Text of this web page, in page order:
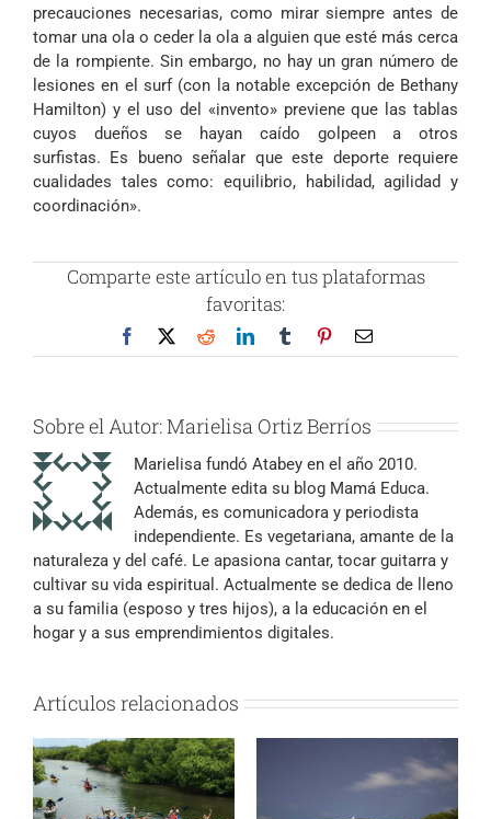
precauciones necesarias, como mirar siempre antes de
tomar una ola o ceder la ola a alguien que esté más cerca
de la rompiente. Sin embargo, no hay un gran número de
lesiones en el surf (con la notable excepción de Bethany
Hamilton) y el uso del «invento» previene que las tablas
cuyos dueños se hayan caído golpeen a otros
surfistas. Es bueno señalar que este deporte requiere
cualidades tales como: equilibrio, habilidad, agilidad y
coordinación».
Comparte este artículo en tus plataformas
favoritas:
Facebook RedditLinkedInTumblr PinterestCorreo
electrónico
Sobre el Autor:Marielisa Ortiz Berríos
Marielisa fundó Atabey en el año 2010.
Actualmente edita su blog Mamá Educa.
Además, es comunicadora y periodista
independiente. Es vegetariana, amante de la
naturaleza y del café. Le apasiona cantar, tocar guitarra y
cultivar su vida espiritual. Actualmente se dedica de lleno
a su familia (esposo y tres hijos), a la educación en el
hogar y a sus emprendimientos digitales.
Artículos relacionados